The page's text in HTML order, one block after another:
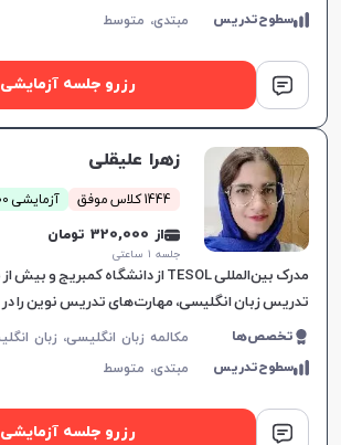
سطوح‌تدریس مبتدی، متوسط
رزرو جلسه آزمایشی
زهرا علیقلی
1444 کلاس موفق آزمایشی 35,000
از 320,000 تومان
جلسه ۱ ساعتی
تدریس زبان انگلیسی، مهارت‌های تدریس نوین را در
همه گروه‌های سنی به کار می‌گیرد.
تخصص‌ها
سطوح‌تدریس مبتدی، متوسط
رزرو جلسه آزمایشی